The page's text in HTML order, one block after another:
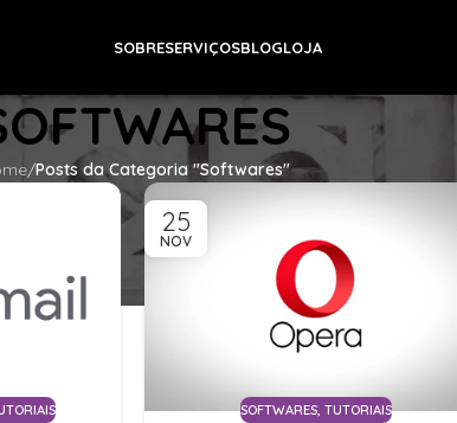
SOBRESERVIÇOSBLOGLOJA
/Posts da Categoria "Softwares"
25
NOV
SOFTWARES ,TUTORIAIS